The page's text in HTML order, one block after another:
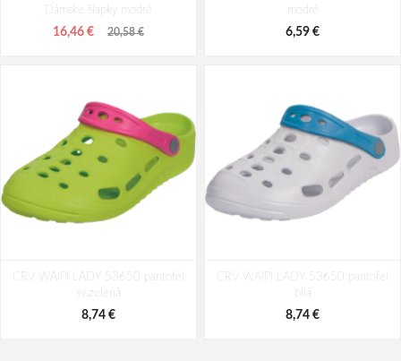
26,54 € 33,18 € 33,18 €
Dámske šľapky modré
16,46 € 20,58 €
modré
6,59 €
CRV WAIPI LADY 53650 pantofel
sv.zelená
8,74 €
CRV WAIPI LADY 53650 pantofel
bílá
8,74 €